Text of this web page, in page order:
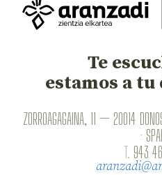
Te
estamos a
ZORROAGAGAINA, 11 — 20014
·
T. 943